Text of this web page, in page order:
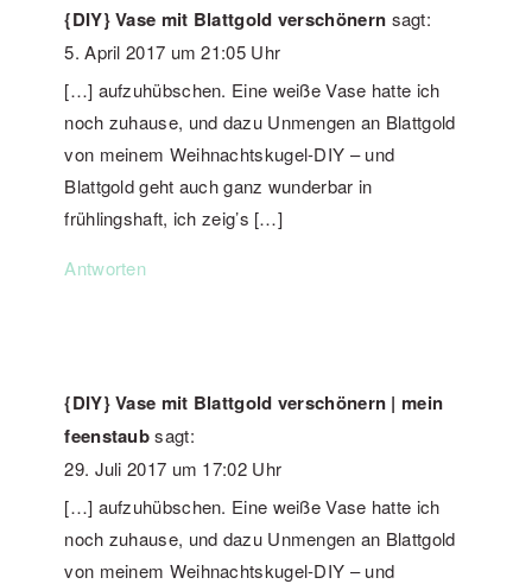
{DIY} Vase mit Blattgold verschönern sagt:
5. April 2017 um 21:05 Uhr
[…] aufzuhübschen. Eine weiße Vase hatte ich
noch zuhause, und dazu Unmengen an Blattgold
von meinem Weihnachtskugel-DIY – und
Blattgold geht auch ganz wunderbar in
frühlingshaft, ich zeig’s […]
Antworten
{DIY} Vase mit Blattgold verschönern | mein
feenstaub sagt:
29. Juli 2017 um 17:02 Uhr
[…] aufzuhübschen. Eine weiße Vase hatte ich
noch zuhause, und dazu Unmengen an Blattgold
von meinem Weihnachtskugel-DIY – und